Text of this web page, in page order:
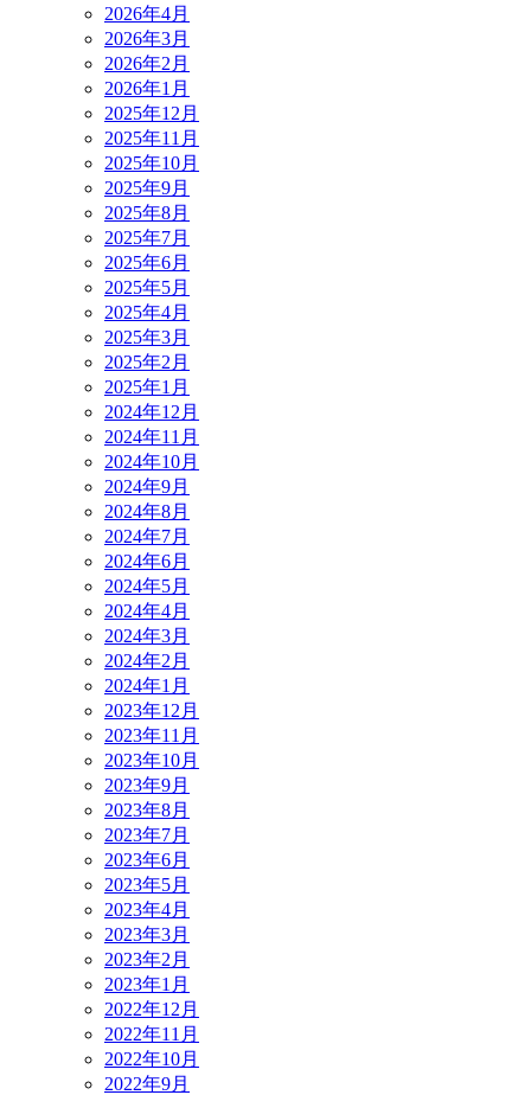
2026年4月
2026年3月
2026年2月
2026年1月
2025年12月
2025年11月
2025年10月
2025年9月
2025年8月
2025年7月
2025年6月
2025年5月
2025年4月
2025年3月
2025年2月
2025年1月
2024年12月
2024年11月
2024年10月
2024年9月
2024年8月
2024年7月
2024年6月
2024年5月
2024年4月
2024年3月
2024年2月
2024年1月
2023年12月
2023年11月
2023年10月
2023年9月
2023年8月
2023年7月
2023年6月
2023年5月
2023年4月
2023年3月
2023年2月
2023年1月
2022年12月
2022年11月
2022年10月
2022年9月